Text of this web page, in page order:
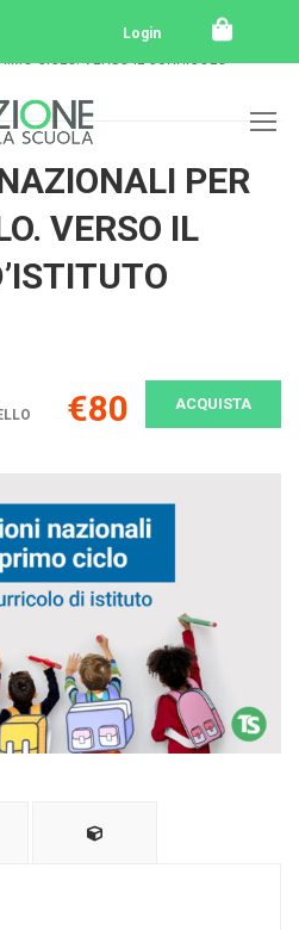
Login
CICLO. VERSO IL CURRICOLO
PER
VERSO IL
€80 ACQUISTA